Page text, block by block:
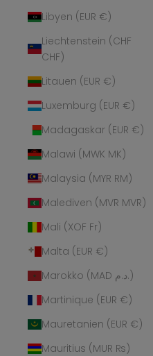
Libyen (EUR €)
Liechtenstein (CHF
CHF)
Litauen (EUR €)
Luxemburg (EUR €)
Madagaskar (EUR €)
Malawi (MWK MK)
Malaysia (MYR RM)
Malediven (MVR MVR)
Mali (XOF Fr)
Malta (EUR €)
Marokko (MAD د.م.)
Martinique (EUR €)
Mauretanien (EUR €)
Mauritius (MUR ₨)